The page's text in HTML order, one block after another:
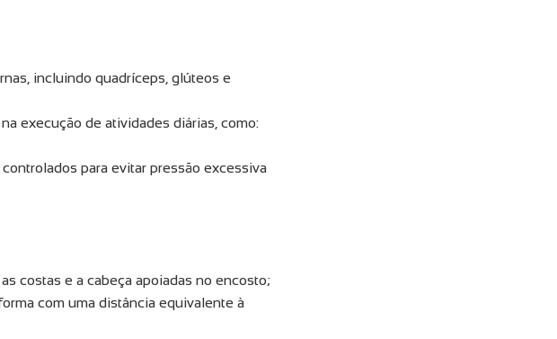
incluindo quadríceps, glúteos e
execução de atividades diárias, como:
para evitar pressão excessiva
costas e a cabeça apoiadas no encosto;
com uma distância equivalente à